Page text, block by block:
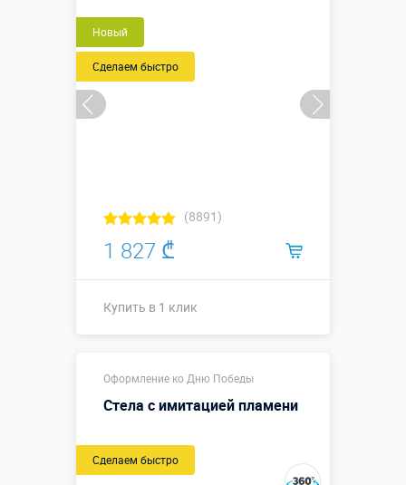
Новый
Сделаем быстро
(8891)
1 827 ₾
Купить в 1 клик
Оформление ко Дню Победы
Стела с имитацией пламени
Сделаем быстро